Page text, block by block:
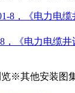
8，《电力电缆
览※其他安装图